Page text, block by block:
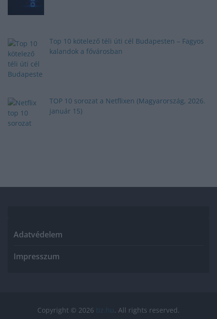
Top 10 kötelező téli úti cél Budapesten – Fagyos
kalandok a fővárosban
TOP 10 sorozat a Netflixen (Magyarország, 2026.
január 15)
Adatvédelem
Impresszum
Copyright © 2026 tiz.hu. All rights reserved.